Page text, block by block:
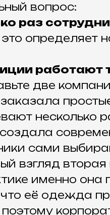
вопрос:
раз
определяет
работают
две
несколько
сами
взгляд
именно она
её одежда